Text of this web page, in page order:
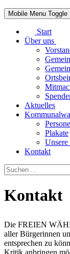
Mobile Menu Toggle
Start
Über uns
Aktuelles
Plakate
Unsere
Kontakt
Kontakt
Die FREIEN
aller Bürgerinnen
entsprechen zu